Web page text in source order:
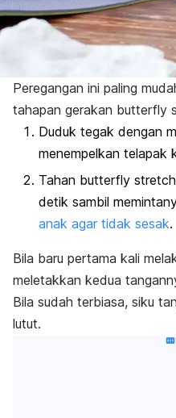
Peregangan ini paling
tahapan gerakan butterfly
Duduk tegak dengan
menempelkan telapak
Tahan butterfly
detik sambil
anak agar tidak sesak.
Bila baru pertama kali
meletakkan kedua
Bila sudah terbiasa, siku
lutut.